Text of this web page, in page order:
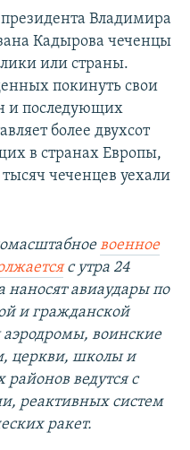
Владимира
Кадырова чеченцы
или страны.
покинуть свои
и последующих
более двухсот
в странах Европы,
чеченцев уехали
военное
с утра 24
наносят авиаудары по
и гражданской
воинские
церкви, школы и
ведутся с
реактивных систем
ракет.